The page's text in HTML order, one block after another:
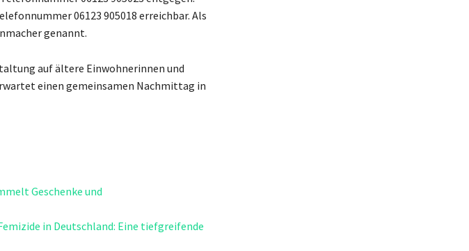
06123 905018 erreichbar. Als
genannt.
auf ältere Einwohnerinnen und
einen gemeinsamen Nachmittag in
Geschenke und
in Deutschland: Eine tiefgreifende